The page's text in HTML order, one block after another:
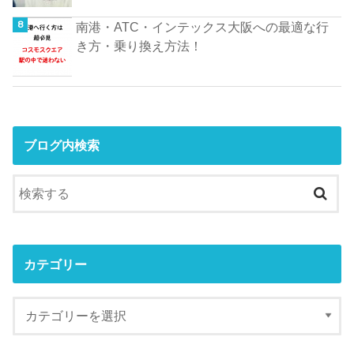
南港・ATC・インテックス大阪への最適な行
き方・乗り換え方法！
ブログ内検索
カテゴリー